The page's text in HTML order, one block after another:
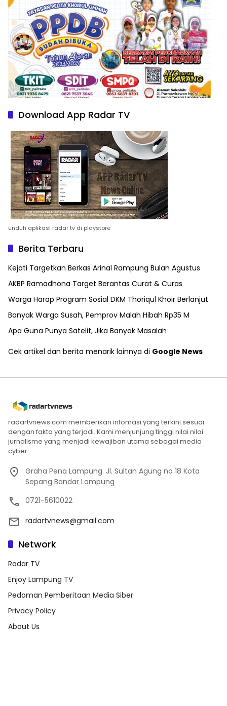
Download App Radar TV
unduh aplikasi radar tv di playstore
Berita Terbaru
Kejati Targetkan Berkas Arinal Rampung Bulan Agustus
AKBP Ramadhona Target Berantas Curat & Curas
Warga Harap Program Sosial DKM Thoriqul Khoir Berlanjut
Banyak Warga Susah, Pemprov Malah Hibah Rp35 M
Apa Guna Punya Satelit, Jika Banyak Masalah
Cek artikel dan berita menarik lainnya di Google News
radartvnews.com memberikan infomasi yang terkini sesuai
dengan fakta yang terjadi. Kami menjunjung tinggi nilai nilai
jurnalisme yang menjadi kewajiban utama sebagai media
cyber.
Graha Pena Lampung. Jl. Sultan Agung no 18 Kota
Sepang Bandar Lampung
0721-5610022
radartvnews@gmail.com
Network
Radar TV
Enjoy Lampung TV
Pedoman Pemberitaan Media Siber
Privacy Policy
About Us